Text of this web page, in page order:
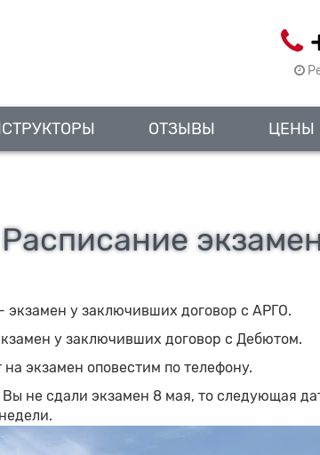
ОТЗЫВЫ ЦЕНЫ
Расписание
экзамен у заключивших договор с АРГО.
у заключивших договор с Дебютом.
на экзамен оповестим по телефону.
не сдали экзамен 8 мая, то следующая